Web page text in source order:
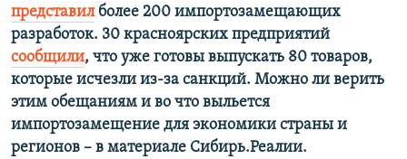
представилболее 200 импортозамещающих
разработок. 30 красноярских предприятий
сообщили, что уже готовы выпускать 80 товаров,
которые исчезли из-за санкций. Можно ли верить
этим обещаниям и во что выльется
импортозамещение для экономики страны и
регионов – в материале Сибирь.Реалии.